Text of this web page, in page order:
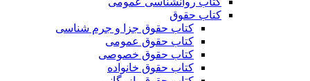
کتاب حقوق
کتاب حقوق جزا و جرم شناسی
کتاب حقوق عمومی
کتاب حقوق خصوصی
کتاب حقوق خانواده